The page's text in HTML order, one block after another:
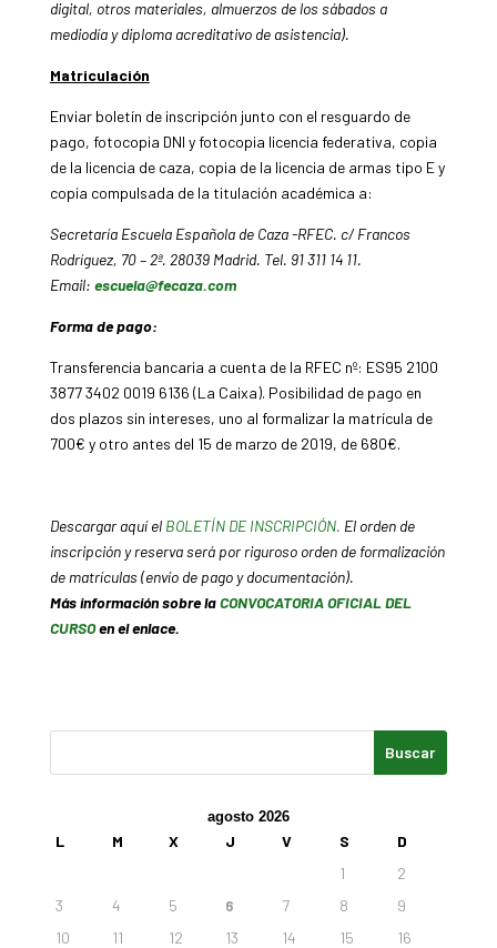
digital, otros materiales, almuerzos de los sábados a
mediodía y diploma acreditativo de asistencia).
Matriculación
Enviar boletín de inscripción junto con el resguardo de
pago, fotocopia DNI y fotocopia licencia federativa, copia
de la licencia de caza, copia de la licencia de armas tipo E y
copia compulsada de la titulación académica a:
Secretaría Escuela Española de Caza -RFEC. c/ Francos
Rodríguez, 70 – 2ª. 28039 Madrid. Tel. 91 311 14 11.
Email: escuela@fecaza.com
Forma de pago:
Transferencia bancaria a cuenta de la RFEC nº: ES95 2100
3877 3402 0019 6136 (La Caixa). Posibilidad de pago en
dos plazos sin intereses, uno al formalizar la matrícula de
700€ y otro antes del 15 de marzo de 2019, de 680€.
Descargar aquí el BOLETÍN DE INSCRIPCIÓN. El orden de
inscripción y reserva será por riguroso orden de formalización
de matrículas (envío de pago y documentación).
Más información sobre laCONVOCATORIA OFICIAL DEL
CURSOen el enlace.
agosto 2026
L M X J V S
D
1
2
3
4 5 6 7 8
9
10
11 12 13 14 15
16